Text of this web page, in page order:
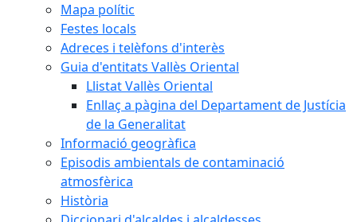
Mapa polític
Festes locals
Adreces i telèfons d'interès
Guia d'entitats Vallès Oriental
Llistat Vallès Oriental
Enllaç a pàgina del Departament de Justícia
de la Generalitat
Informació geogràfica
Episodis ambientals de contaminació
atmosfèrica
Història